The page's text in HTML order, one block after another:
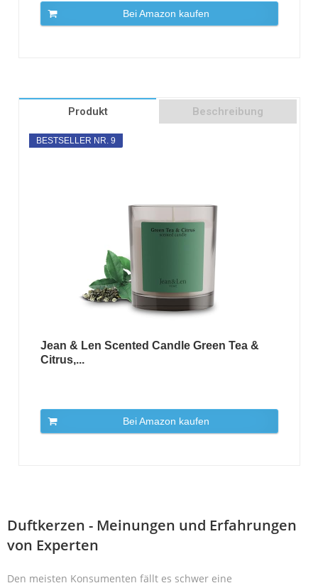
Bei Amazon kaufen
Produkt Beschreibung
BESTSELLER NR. 9
Jean & Len Scented Candle Green Tea &
Citrus,...
Bei Amazon kaufen
Duftkerzen - Meinungen und Erfahrungen
von Experten
Den meisten Konsumenten fällt es schwer eine